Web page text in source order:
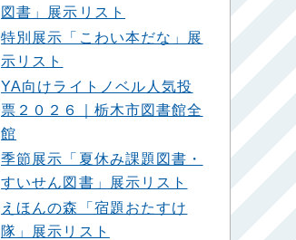
図書」展示リスト
特別展示「こわい本だな」展
示リスト
YA向けライトノベル人気投
票２０２６｜栃木市図書館全
館
季節展示「夏休み課題図書・
すいせん図書」展示リスト
えほんの森「宿題おたすけ
隊」展示リスト